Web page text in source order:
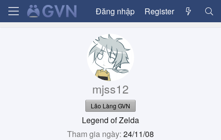
Đăng nhập Register
mjss12
Lão Làng GVN
Legend of Zelda
Tham gia ngày 24/11/08